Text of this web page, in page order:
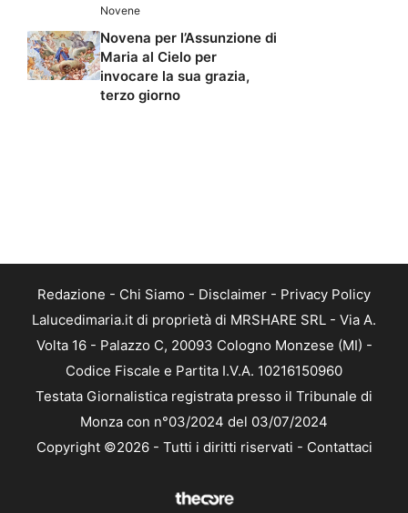
Novene
Novena per l’Assunzione di
Maria al Cielo per
invocare la sua grazia,
terzo giorno
Redazione - Chi Siamo - Disclaimer - Privacy Policy
Lalucedimaria.it di proprietà di MRSHARE SRL - Via A.
Volta 16 - Palazzo C, 20093 Cologno Monzese (MI) -
Codice Fiscale e Partita I.V.A. 10216150960
Testata Giornalistica registrata presso il Tribunale di
Monza con n°03/2024 del 03/07/2024
Copyright ©2026 - Tutti i diritti riservati - Contattaci